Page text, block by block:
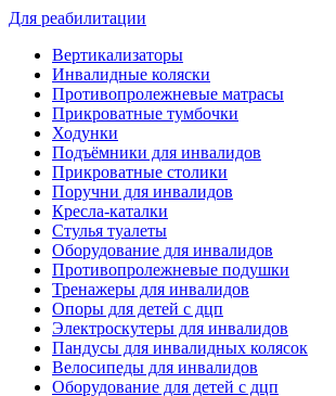
Для реабилитации
Вертикализаторы
Инвалидные коляски
Противопролежневые матрасы
Прикроватные тумбочки
Ходунки
Подъёмники для инвалидов
Прикроватные столики
Поручни для инвалидов
Кресла-каталки
Стулья туалеты
Оборудование для инвалидов
Противопролежневые подушки
Тренажеры для инвалидов
Опоры для детей с дцп
Электроскутеры для инвалидов
Пандусы для инвалидных колясок
Велосипеды для инвалидов
Оборудование для детей с дцп